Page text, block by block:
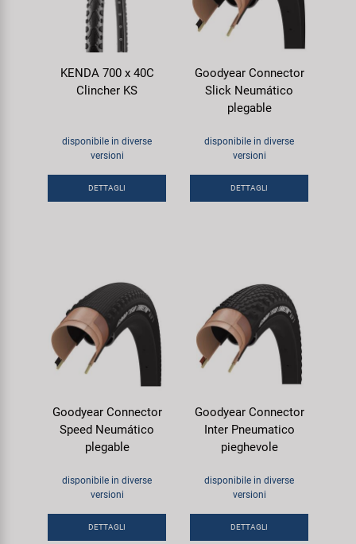
KENDA 700 x 40C
Clincher KS
disponibile in diverse
versioni
DETTAGLI
Goodyear Connector
Slick Neumático
plegable
disponibile in diverse
versioni
DETTAGLI
Goodyear Connector
Speed Neumático
plegable
disponibile in diverse
versioni
DETTAGLI
Goodyear Connector
Inter Pneumatico
pieghevole
disponibile in diverse
versioni
DETTAGLI